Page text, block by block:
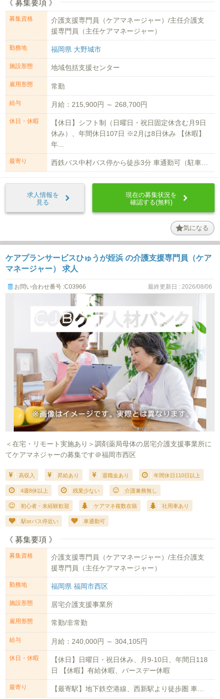
《 募集要項 》
募集資格
介護支援専門員（ケアマネージャー）/主任介護支
援専門員（主任ケアマネージャー）
勤務地 福岡県 大野城市
施設形態 地域包括支援センター
雇用形態 常勤
給与 月給：215,900円 ～ 268,700円
休日・休暇
【休日】シフト制（日曜日・祝日固定休含む月9日
休み）、年間休日107日 ※2月は8日休み 【休暇】
年...
最寄り
求人情報を
見る
現在の募集状況を
確認する(無料)
気になる
ケアプランサービスひゅうが姪浜 の介護支援専門員（ケア
マネージャー） 求人
お問い合わせ番号 :C03966 最終更新日 : 2026/08/06
＜在宅・リモート実施あり＞調剤薬局母体の居宅介護支援事業所に
てケアマネジャーの募集です＠福岡市西区
高収入 昇給あり 退職金あり 年間休日110日以上
4週8休以上 残業少ない 介護兼務無し
初心者・未経験歓迎 ケアマネ複数在籍 社用車あり
駅orバス停近い 車通勤可
《 募集要項 》
募集資格
介護支援専門員（ケアマネージャー）/主任介護支
援専門員（主任ケアマネージャー）
勤務地 福岡県 福岡市西区
施設形態 居宅介護支援事業所
雇用形態 常勤/非常勤
給与 月給：240,000円 ～ 304,105円
休日・休暇
【休日】日曜日・祝日休み、月9-10日、年間日118
日 【休暇】有給休暇、バースデー休暇
最寄り